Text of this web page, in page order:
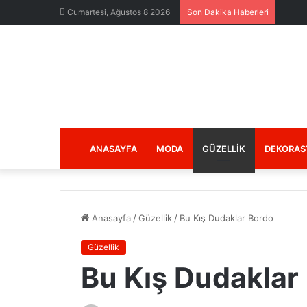
Cumartesi, Ağustos 8 2026 Son Dakika Haberleri
ANASAYFA MODA GÜZELLIK
Anasayfa /Güzellik / Bu Kış Dudaklar Bordo
Güzellik
Bu Kış